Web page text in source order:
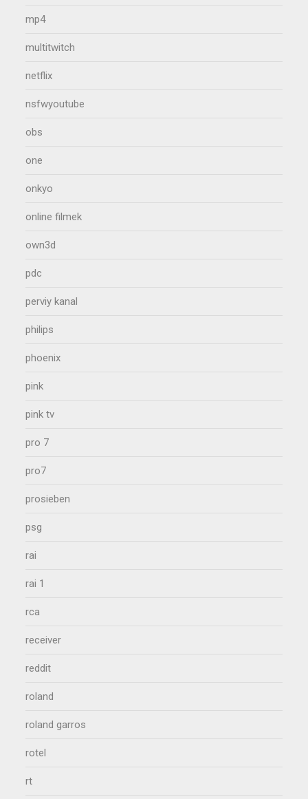
mp4
multitwitch
netflix
nsfwyoutube
obs
one
onkyo
online filmek
own3d
pdc
perviy kanal
philips
phoenix
pink
pink tv
pro 7
pro7
prosieben
psg
rai
rai 1
rca
receiver
reddit
roland
roland garros
rotel
rt